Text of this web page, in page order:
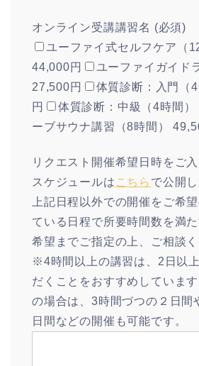
オンライン受講講習名 (必須)
ユーファイ式セルフケア（
44,000円
ユーファイガイド
27,500円
体質診断：入門
円
体質診断：中級（4時間）
ーブサウナ講習（8時間）
リクエスト開催希望日時をご入
スケジュールは こちら で公開
上記日程以外での開催をご希
ている日程で所要時間数を満
希望までご指定の上、ご相談く
※4時間以上の講習は、2日以
だくことをおすすめしていま
の場合は、3時間づつの２日間
日間などの開催も可能です。